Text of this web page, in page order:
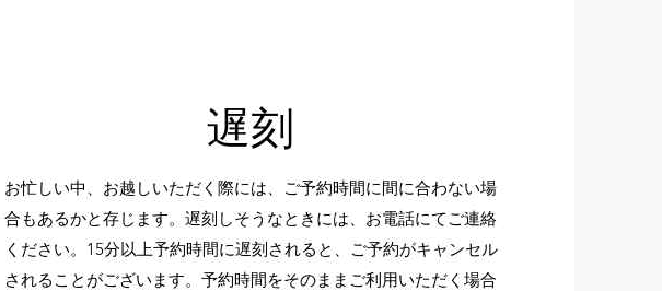
遅刻
お忙しい中、お越しいただく際には、ご予約時間に間に合わない場
合もあるかと存じます。遅刻しそうなときには、お電話にてご連絡
ください。15分以上予約時間に遅刻されると、ご予約がキャンセル
されることがございます。予約時間をそのままご利用いただく場合